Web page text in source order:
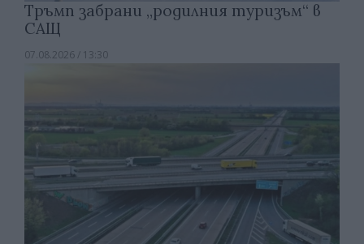
Тръмп забрани „родилния туризъм“ в
САЩ
07.08.2026 / 13:30